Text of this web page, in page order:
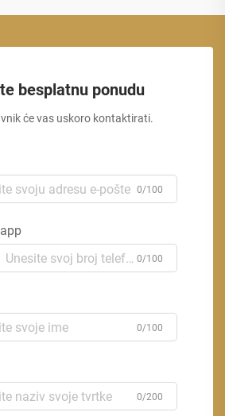
besplatnu ponudu
će vas uskoro kontaktirati.
0/100
0/100
0/100
0/200